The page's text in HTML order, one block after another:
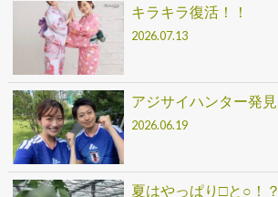
キラキラ復活！！
2026.07.13
アジサイハンター発見
2026.06.19
夏はやっぱり□と○！？